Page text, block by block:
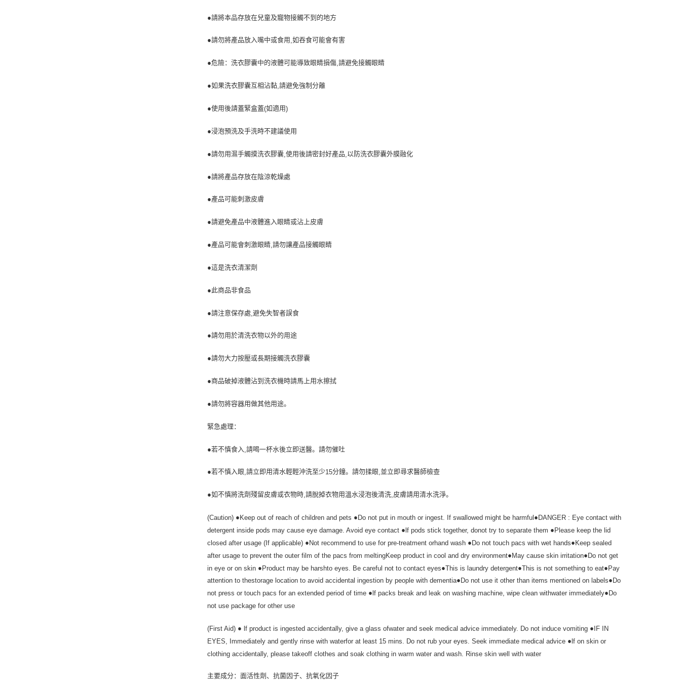
●請將本品存放在兒童及寵物接觸不到的地方
●請勿將產品放入嘴中或食用 ,如吞食可能會有害
●危險：洗衣膠囊中的液體可能導致眼睛損傷,請避免接觸眼睛
●如果洗衣膠囊互相沾黏 ,請避免強制分離
●使用後請蓋緊盒蓋(如適用)
●浸泡預洗及手洗時不建議使用
●請勿用濕手觸摸洗衣膠囊 ,使用後請密封好產品 以防洗衣膠囊外膜融化
●請將產品存放在陰涼乾燥處
●產品可能刺激皮膚
●請避免產品中液體進入眼睛或沾上皮膚
●產品可能會刺激眼睛 ,請勿讓產品接觸眼睛
●這是洗衣清潔劑
●此商品非食品
●請注意保存處 ,避免失智者誤食
●請勿用於清洗衣物以外的用途
●請勿大力按壓或長期接觸洗衣膠囊
●商品破掉液體沾到洗衣機時請馬上用水擦拭
●請勿將容器用做其他用途。
緊急處理：
●若不慎食入 ,請喝一杯水後立即送醫。請勿催吐
●若不慎入眼,請立即用清水輕輕沖洗至少15分鐘。請勿揉眼,並立即尋求醫師檢查
●如不慎將洗劑殘留皮膚或衣物時,請脫掉衣物用溫水浸泡後清洗,皮膚請用清水洗淨。
(Caution) ● Keep out of reach of children and pets ● Do not put in mouth or ingest. If swallowed might be harmful ● DANGER : Eye contact with
detergent inside pods may cause eye damage. Avoid eye contact ●lf pods stick together, donot try to separate them ● Please keep the lid
closed after usage (If applicable) ●Not recommend to use for pre-treatment orhand wash ●Do not touch pacs with wet hands●Keep sealed
after usage to prevent the outer film of the pacs from meltingKeep product in cool and dry environment●May cause skin irritation●Do not get
in eye or on skin ●Product may be harshto eyes. Be careful not to contact eyes●This is laundry detergent●This is not something to eat●Pay
attention to thestorage location to avoid accidental ingestion by people with dementia● Do not use it other than items mentioned on labels● Do
not press or touch pacs for an extended period of time ●lf packs break and leak on washing machine, wipe clean withwater immediately● Do
not use package for other use
(First Aid) ● lf product is ingested accidentally, give a glass ofwater and seek medical advice immediately. Do not induce vomiting ● IF IN
EYES, Immediately and gently rinse with waterfor at least 15 mins. Do not rub your eyes. Seek immediate medical advice ●lf on skin or
clothing accidentally, please takeoff clothes and soak clothing in warm water and wash. Rinse skin well with water
主要成分：面活性劑、抗菌因子、抗氧化因子